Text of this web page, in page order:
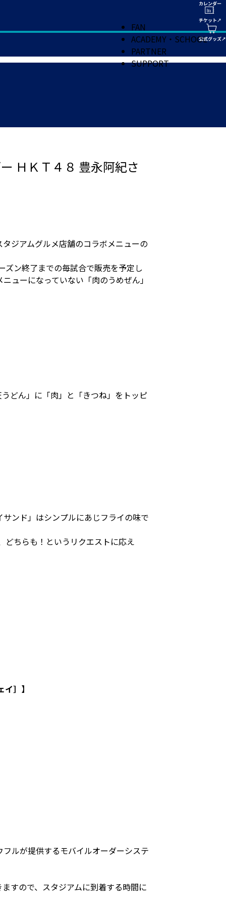
FAN
ACADEMY・SCHOOL
PARTNER
SUPPORT
ＨＫＴ４８ 豊永阿紀さ
ジアムグルメ店舗のコラボメニューの
ズン終了までの毎試合で販売を予定し
ューになっていない「肉のうめぜん」
どん」に「肉」と「きつね」をトッピ
ンド」はシンプルにあじフライの味で
どちらも！というリクエストに応え
］】
ルが提供するモバイルオーダーシステ
すので、スタジアムに到着する時間に